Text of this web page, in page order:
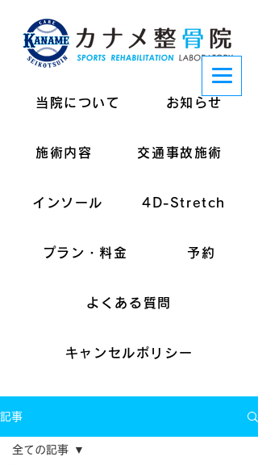
当院について お知らせ
施術内容 交通事故施術
インソール 4D-Stretch
プラン・料金 予約
よくある質問
キャンセルポリシー
記事
全ての記事